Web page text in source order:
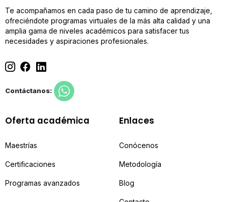
Te acompañamos en cada paso de tu camino de aprendizaje,
ofreciéndote programas virtuales de la más alta calidad y una
amplia gama de niveles académicos para satisfacer tus
necesidades y aspiraciones profesionales.
Contáctanos:
Oferta académica
Maestrías
Certificaciones
Programas avanzados
Enlaces
Conócenos
Metodología
Blog